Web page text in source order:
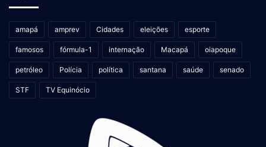
amapá amprev Cidades eleições esporte
famosos fórmula-1 internação Macapá oiapoque
petróleo Polícia política santana saúde senado
STF TV Equinócio